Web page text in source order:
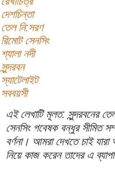
দেশচিন্তা
তেল নি:সরণ
রিমোট সেনসিং
শ্যালা নদী
সুন্দরবন
স্যাটেলাইট
সববয়সী
এই লেখাটি মূলত: সুন্দরবনের
সেনসিং গবেষক বন্ধুর সীমিত
বর্ণনা। আমরা দেখতে চাই যারা
নিয়ে কাজ করেন তাদের এ